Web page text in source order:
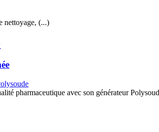
nettoyage, (...)
pharmaceutique avec son générateur